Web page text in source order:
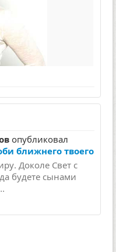
опубликовал
ближнего твоего
Доколе Свет с
будете сынами